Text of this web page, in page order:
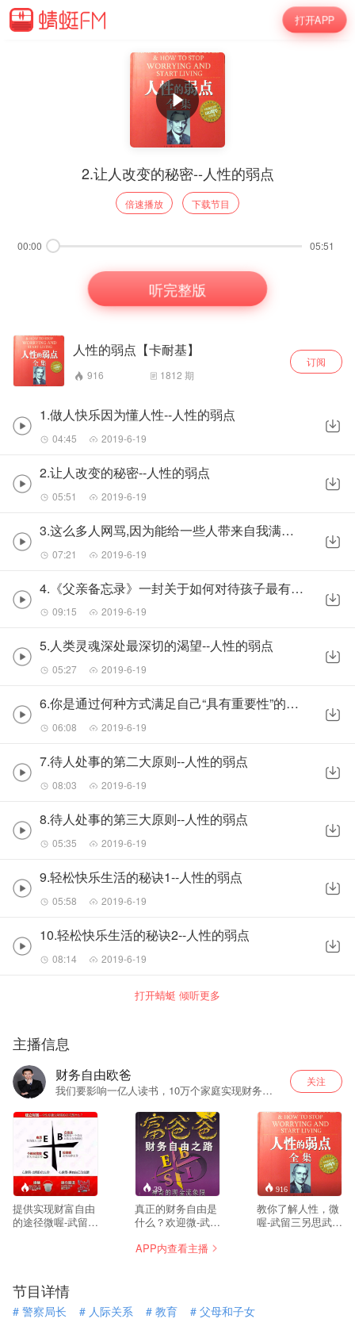
打开APP
2.让人改变的秘密--人性的弱点
倍速播放 下载节目
00:00 05:51
听完整版
人性的弱点【卡耐基】
916 1812 期
订阅
1.做人快乐因为懂人性--人性的弱点
04:45 2019-6-19
2.让人改变的秘密--人性的弱点
05:51 2019-6-19
3.这么多人网骂,因为能给一些人带来自我满足感--人性的弱点
07:21 2019-6-19
4.《父亲备忘录》一封关于如何对待孩子最有名的信--人性的弱点
09:15 2019-6-19
5.人类灵魂深处最深切的渴望--人性的弱点
05:27 2019-6-19
6.你是通过何种方式满足自己“具有重要性”的需求,你就是怎样的人--人性的弱点
06:08 2019-6-19
7.待人处事的第二大原则--人性的弱点
08:03 2019-6-19
8.待人处事的第三大原则--人性的弱点
05:35 2019-6-19
9.轻松快乐生活的秘诀1--人性的弱点
05:58 2019-6-19
10.轻松快乐生活的秘诀2--人性的弱点
08:14 2019-6-19
打开蜻蜓 倾听更多
主播信息
财务自由欧爸
我们要影响一亿人读书，10万个家庭实现财务自
群合伙人。
关注
--
提供实现财富自由
的途径微喔-武留三
候，也不必为金钱
发愁，因为你有其
他渠道的现金收
39
真正的财务自由是
什么？欢迎微-武留
『富爸爸系列丛
位来决定的。你要
916
教你了解人性，微
喔-武留三另思武思
APP内查看主播
节目详情
# 警察局长 # 人际关系 # 教育 # 父母和子女